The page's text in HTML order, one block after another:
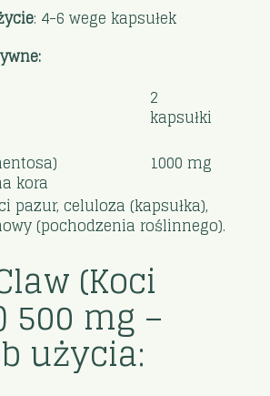
: 4-6 wege kapsułek
2
kapsułki
kora
1000 mg
pazur, celuloza (kapsułka),
(pochodzenia roślinnego).
(Koci
500 mg –
użycia: